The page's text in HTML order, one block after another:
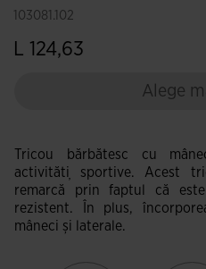
103081.102
L 124,63
Alege
Tricou bărbătesc cu
activități sportive. Acest
remarcă prin faptul că
rezistent. În plus,
mâneci și laterale.